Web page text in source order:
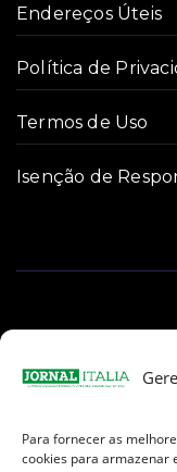
Para fornecer as
cookies para armazenar
Endereços Úteis
Política de
Termos de Uso
Isenção de